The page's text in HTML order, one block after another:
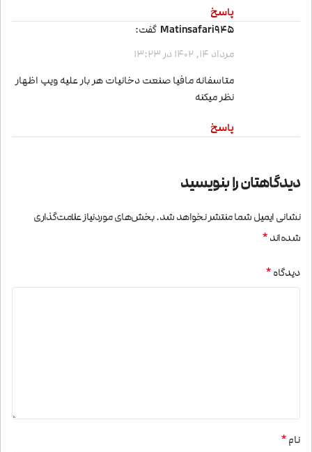
پاسخ
matinsafari945
گفت:
مرداد 14, 1402 در 13:23
متاسفانه مافیا صنعت دخانیات هر بار علیه ویپ اظهار
نظر میکنه
پاسخ
دیدگاهتان را بنویسید
نشانی ایمیل شما منتشر نخواهد شد.بخش‌های موردنیاز علامت‌گذاری
شده‌اند*
دیدگاه*
نام*